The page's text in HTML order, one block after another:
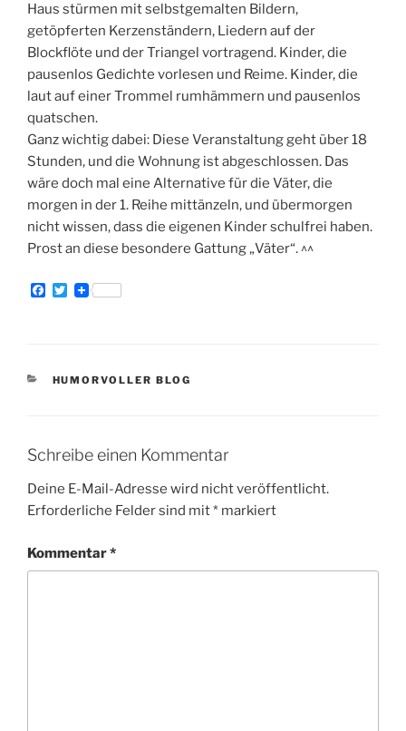
Haus stürmen mit selbstgemalten Bildern,
getöpferten Kerzenständern, Liedern auf der
Blockflöte und der Triangel vortragend. Kinder, die
pausenlos Gedichte vorlesen und Reime. Kinder, die
laut auf einer Trommel rumhämmern und pausenlos
quatschen.
Ganz wichtig dabei: Diese Veranstaltung geht über 18
Stunden, und die Wohnung ist abgeschlossen. Das
wäre doch mal eine Alternative für die Väter, die
morgen in der 1. Reihe mittänzeln, und übermorgen
nicht wissen, dass die eigenen Kinder schulfrei haben.
Prost an diese besondere Gattung „Väter“. ^^
F
o
T
r
KATEGORIEN
HUMORVOLLER BLOG
Schreibe einen Kommentar
Deine E-Mail-Adresse wird nicht veröffentlicht.
Erforderliche Felder sind mit* markiert
Kommentar*